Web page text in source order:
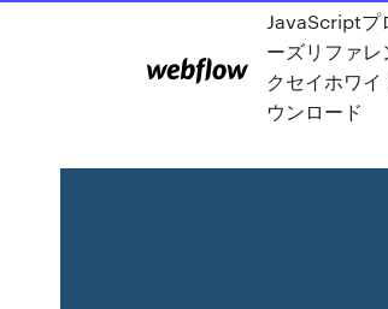
JavaScriptプ
ーズリファレ
クセイホワイ
ウンロード